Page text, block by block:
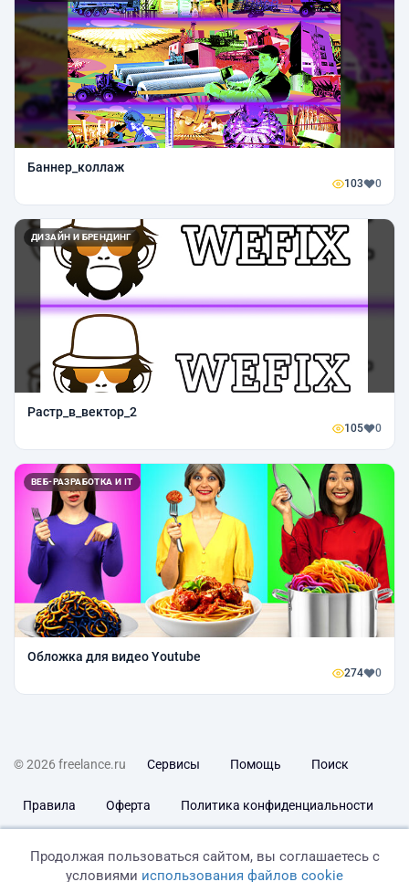
Баннер_коллаж
103 0
ДИЗАЙН И БРЕНДИНГ
Растр_в_вектор_2
105 0
ВЕБ-РАЗРАБОТКА И IT
Обложка для видео Youtube
274 0
© 2026 freelance.ru Сервисы Помощь Поиск
Правила Оферта Политика конфиденциальности
Продолжая пользоваться сайтом, вы соглашаетесь с
условиями использования файлов cookie